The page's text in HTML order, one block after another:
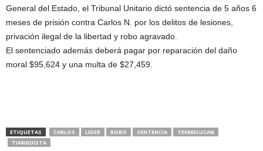
General del Estado, el Tribunal Unitario dictó sentencia de 5 años 6
meses de prisión contra Carlos N. por los delitos de lesiones,
privación ilegal de la libertad y robo agravado.
El sentenciado además deberá pagar por reparación del daño
moral $95,624 y una multa de $27,459.
ETIQUETAS CARLOS LIDER ROBO SENTENCIA
TEXMELUCAN
TIANGUISTA